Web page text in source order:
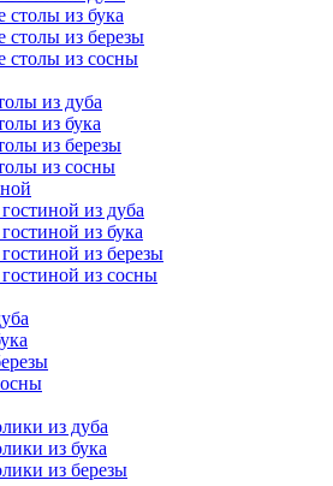
из бука
из березы
столы из сосны
из дуба
из бука
из березы
из сосны
из дуба
из бука
из березы
из сосны
из дуба
из бука
из березы